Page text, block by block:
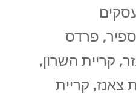
ספיר, פרדס
קריית השרון,
צאנז, קריית